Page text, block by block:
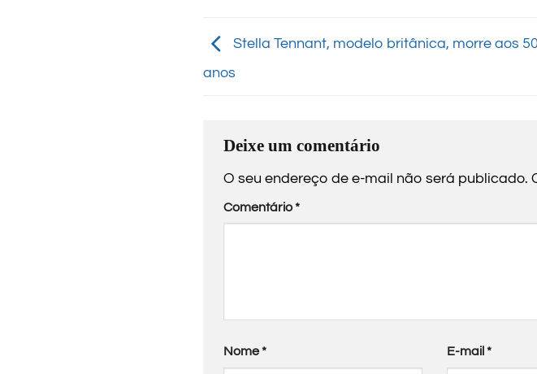
Stella Tennant, modelo britânica, morre aos 50
anos
Deixe um comentário
O seu endereço de e-mail não será publicado.
Comentário*
Nome* E-mail *